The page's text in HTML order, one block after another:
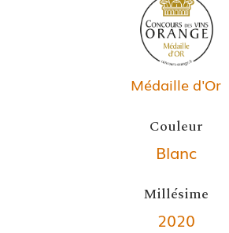
Médaille d'Or
Couleur
Blanc
Millésime
2020